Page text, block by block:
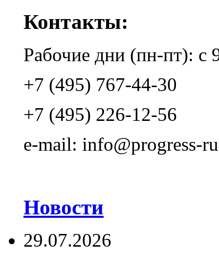
Контакты:
Рабочие дни (пн-пт): с
+7 (495) 767-44-30
+7 (495) 226-12-56
e-mail: info@progress-
Новости
29.07.2026